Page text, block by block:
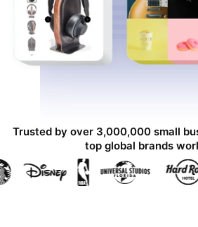
Trusted by over 3,000,000 small
top global brands